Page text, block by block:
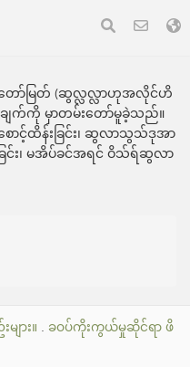
ော်မြတ် (ဆွလ္လလ္လာဟုအလိုင်ဟိ
ျက်ကို မှာတမ်းတော်မူခဲ့သည်။
ာင့်ထိန်းခြင်း၊ ဆွလာသွသ်ဒုအာ
င်း၊ မအိပ်ခင်အရင် ဝိသ်ရ်ဆွလာ
ျား။ . ခဝပ်ကိုးကွယ်မှုဆိုင်ရာ ဖိ